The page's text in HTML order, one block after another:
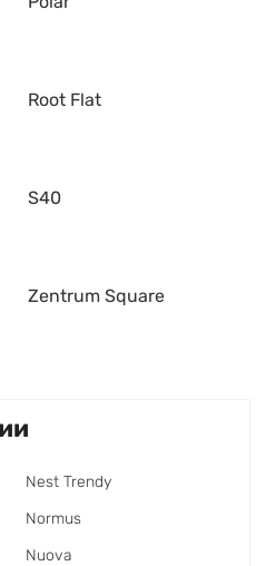
Root Flat
S40
Zentrum Square
Nest Trendy
Normus
Nuova